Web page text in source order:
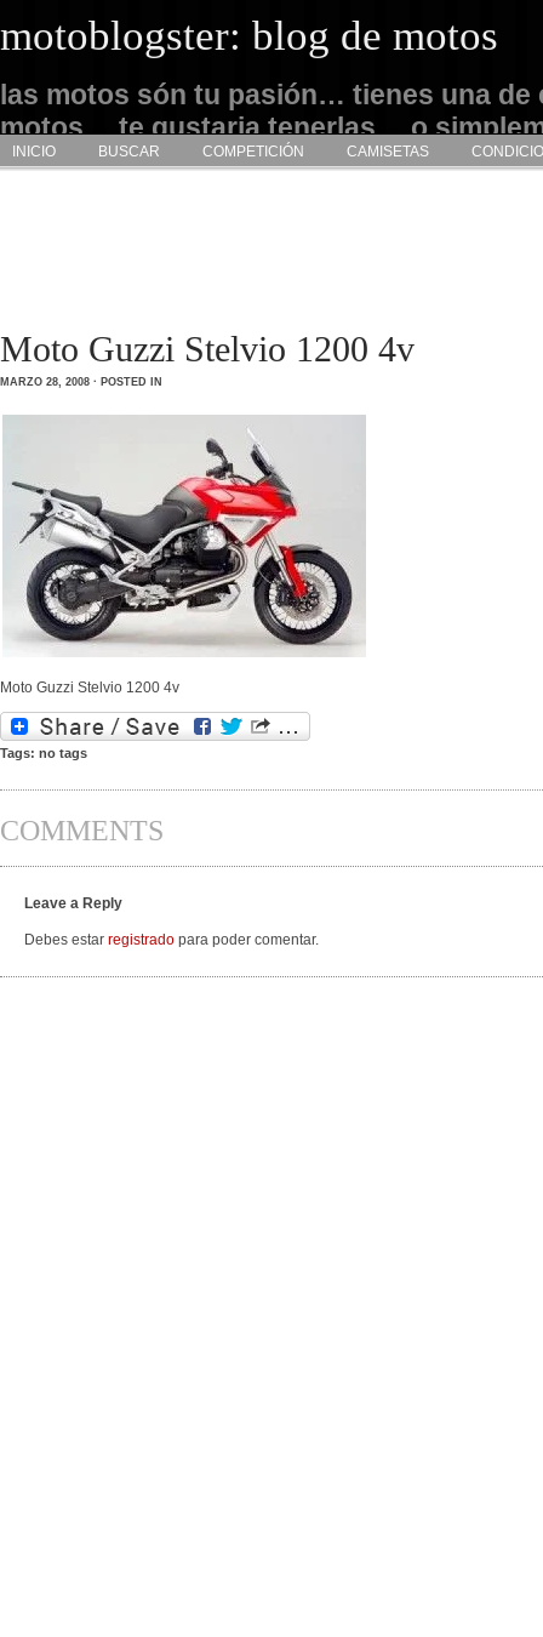
motoblogster: blog de motos
las motos són tu pasión… tienes una de
motos… te gustaria tenerlas… o
admirarlas… este es tu sitio
INICIO BUSCAR COMPETICIÓN CAMISETAS
Moto Guzzi Stelvio 1200 4v
MARZO 28, 2008 · POSTED IN
Moto Guzzi Stelvio 1200 4v
Tags: no tags
COMMENTS
Leave a Reply
Debes estar registrado para poder comentar.